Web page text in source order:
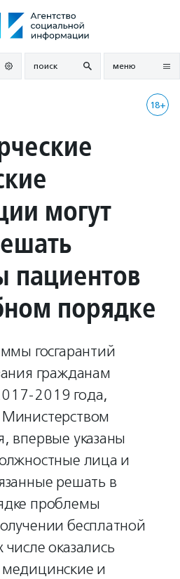
поиск меню
18+
могут
пациентов
порядке
госгарантий
гражданам
2019 года,
впервые указаны
лица и
решать в
проблемы
бесплатной
оказались
и